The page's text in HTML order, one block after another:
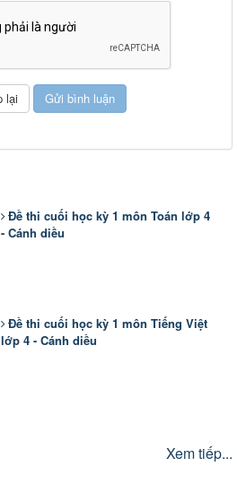
Đề thi cuối học kỳ 1 môn Toán lớp 4
- Cánh diều
Đề thi cuối học kỳ 1 môn Tiếng Việt
lớp 4 - Cánh diều
Xem tiếp...